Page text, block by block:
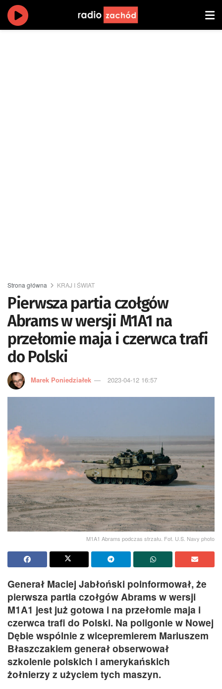
Strona główna KRAJ I ŚWIAT
Pierwsza partia czołgów
Abrams w wersji M1A1 na
przełomie maja i czerwca trafi
do Polski
Marek Poniedziałek 2023-04-12 16:57
M1A1 Abrams podczas strzału. Fot. U.S. Navy photo
Generał Maciej Jabłoński poinformował, że
pierwsza partia czołgów Abrams w wersji
M1A1 jest już gotowa i na przełomie maja i
czerwca trafi do Polski. Na poligonie w Nowej
Dębie wspólnie z wicepremierem Mariuszem
Błaszczakiem generał obserwował
szkolenie polskich i amerykańskich
żołnierzy z użyciem tych maszyn.